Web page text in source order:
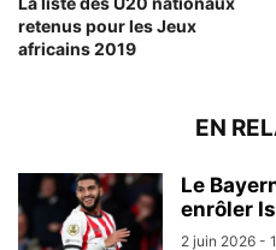
retenus pour les Jeux
africains 2019
EN
Le
enrôler
2 juin 2026 -